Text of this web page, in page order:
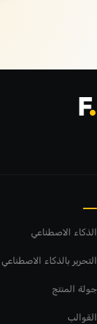
الذكاء الاصطناعي
التحرير بالذكاء الاصطناعي
جولة المنتج
القوالب